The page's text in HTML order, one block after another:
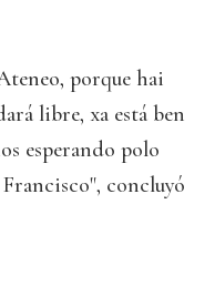
porque hai
libre, xa está ben
esperando polo
concluyó